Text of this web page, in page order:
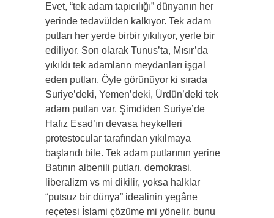
Evet, “tek adam tapıcılığı” dünyanın her
yerinde tedavülden kalkıyor. Tek adam
putları her yerde birbir yıkılıyor, yerle bir
ediliyor. Son olarak Tunus’ta, Mısır’da
yıkıldı tek adamların meydanları işgal
eden putları. Öyle görünüyor ki sırada
Suriye’deki, Yemen’deki, Ürdün’deki tek
adam putları var. Şimdiden Suriye’de
Hafız Esad’ın devasa heykelleri
protestocular tarafından yıkılmaya
başlandı bile. Tek adam putlarının yerine
Batının albenili putları, demokrasi,
liberalizm vs mi dikilir, yoksa halklar
“putsuz bir dünya” idealinin yegâne
reçetesi İslami çözüme mi yönelir, bunu